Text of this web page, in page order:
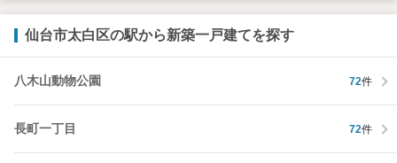
仙台市太白区の駅から新築一戸建てを探す
八木山動物公園 72件
長町一丁目 72件